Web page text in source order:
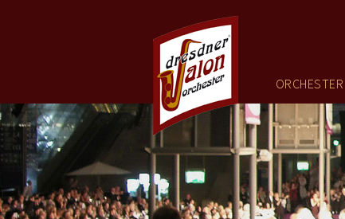
ORCHESTER
TERMINE
ORCHESTER